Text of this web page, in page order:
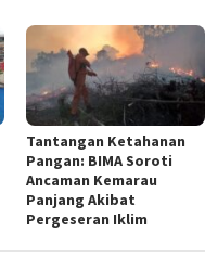
Tantangan Ketahanan
Pangan: BIMA Soroti
Ancaman Kemarau
Panjang Akibat
Pergeseran Iklim